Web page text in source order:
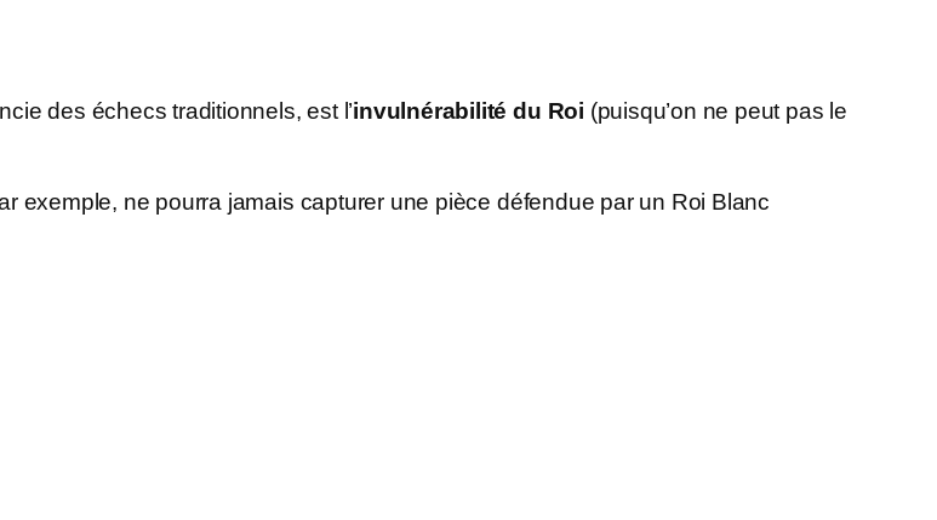
des échecs traditionnels, est l’invulnérabilité du Roi (puisqu’on ne peut pas le
exemple, ne pourra jamais capturer une pièce défendue par un Roi Blanc